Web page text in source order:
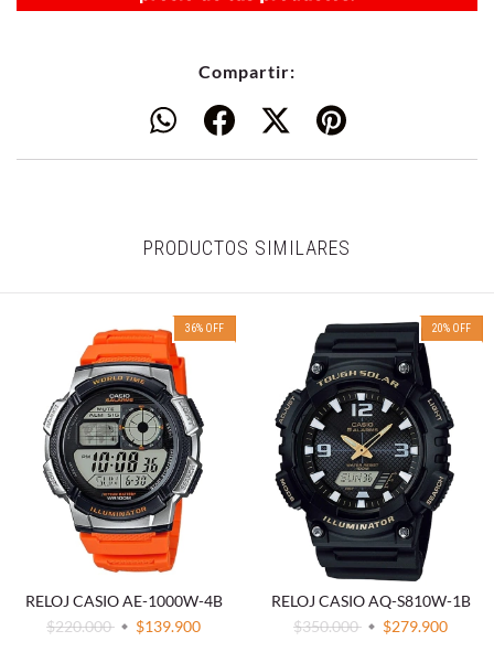
Compartir:
PRODUCTOS SIMILARES
36% OFF
RELOJ CASIO AE-1000W-4B
$220.000
$139.900
20% OFF
RELOJ CASIO AQ-S810W-1B
$350.000
$279.900